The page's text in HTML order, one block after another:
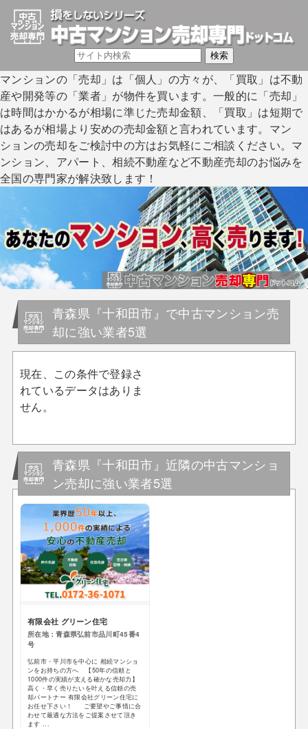
マンションの「売却」は「個人」の方々が、「買取」は不動
産や開発等の「業者」が物件を買います。一般的に「売却」
は時間はかかるが相場に準じた売却金額、「買取」は短期で
はあるが相場より安めの売却金額と言われています。マン
ションの売却をご検討中の方はお気軽にご相談ください。マ
ンション、アパート、相続不動産など不動産売却のお悩みを
全国の専門家が解決致します！
青森県『十和田市』で中古マンション売
却に強い業者5選
現在、この条件で登録さ
れているデータはありま
せん。
青森県『十和田市』近隣の中古マンショ
ン売却に強い業者5選
有限会社 グリーン住宅
所在地：青森県弘前市品川町45番4
号
弘前市・平川市を中心に 相続マンショ
ンをお持ちの方へ 【50年の信頼と
1000件の実績が支える確かな売却力】
高く・早く売りたいを叶える信頼の売
却パートナー 有限会社グリーン住宅に
お任せ下さい！ ご要望やご事情に合
わせて最適な方法をご提案させて頂き
ます ...